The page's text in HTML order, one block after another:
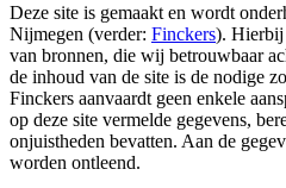
Deze site is gemaakt en wordt
Nijmegen (verder: Finckers). Hierbij
van bronnen, die wij betrouwbaar
de inhoud van de site is de nodige
Finckers aanvaardt geen enkele
op deze site vermelde gegevens,
onjuistheden bevatten. Aan de
worden ontleend.